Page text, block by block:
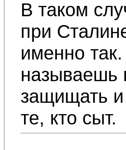
В таком
при
именно
называешь
защищать
те, кто сыт.